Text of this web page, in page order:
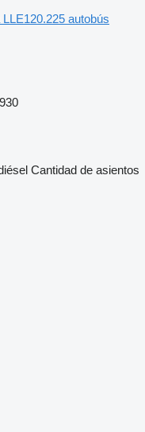
autobús
Cantidad de asientos